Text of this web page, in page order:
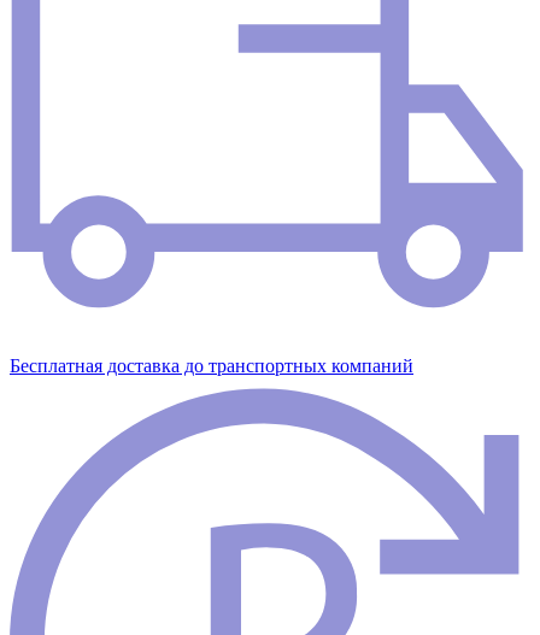
Бесплатная доставка до транспортных компаний